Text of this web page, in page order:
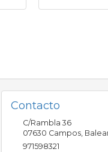
Contacto
C/Rambla 36
07630 Campos,
971598321